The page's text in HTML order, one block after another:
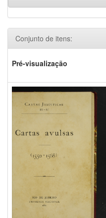
Conjunto de itens:
Pré-visualização